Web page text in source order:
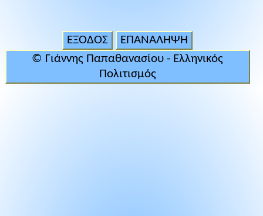
ΕΞΟΔΟΣ
ΕΠΑΝΑΛΗΨΗ
© Γιάννης Παπαθανασίου - Ελληνικός
Πολιτισμός